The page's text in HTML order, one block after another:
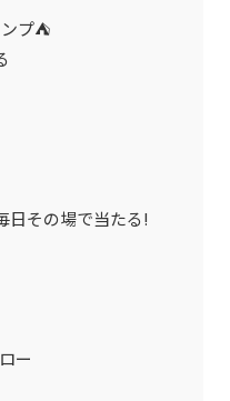
プ⛺
日その場で当たる!
ー